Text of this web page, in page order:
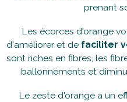
prenant
Les écorces d'orange
d'améliorer et de faciliter
sont riches en fibres, les
ballonnements et
Le zeste d'orange a un